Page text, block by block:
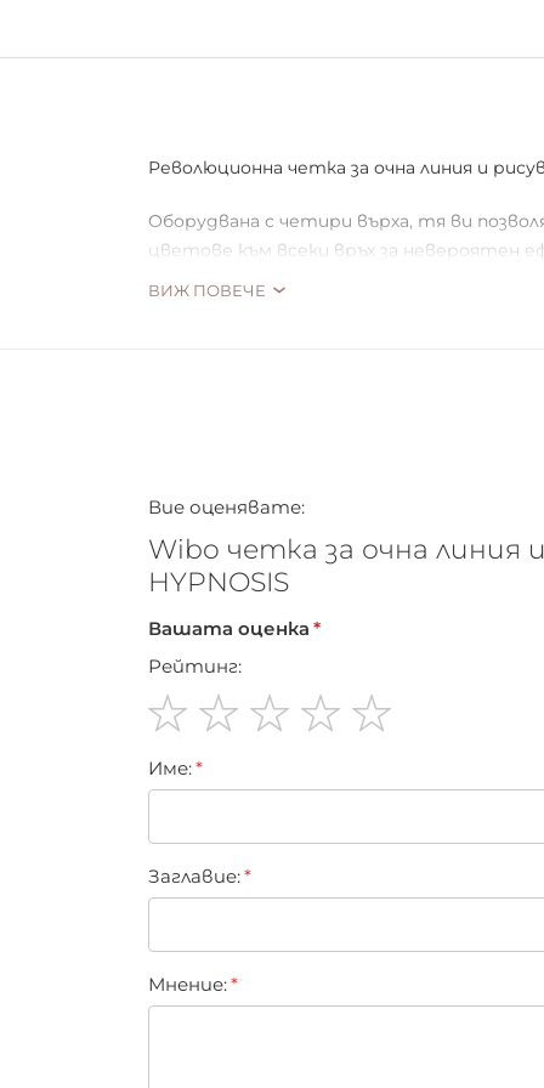
Революционна четка за очна линия и
Оборудвана с четири върха, тя ви
цветове към всеки връх за невероятен
Задължително в арсенала на всеки грим
ВИЖ ПОВЕЧЕ
Вие оценявате:
Wibo четка за очна линия
HYPNOSIS
Вашата оценка
Рейтинг:
star
stars
stars
stars
stars
Име:
Заглавиe:
Мнение: